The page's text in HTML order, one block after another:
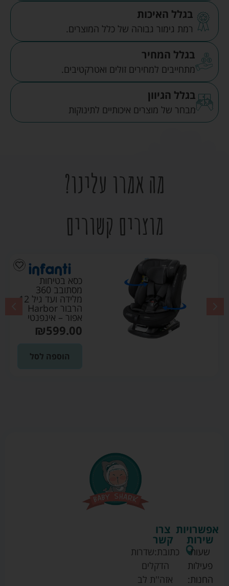
בגלל האיכות
רמת גימור גבוהה של כלל המוצרים.
בגלל המחיר
מתחייבים למחירים זולים ואטרקטיבים.
בגלל הגיוון
מבחר של מוצרים איכותיים לתינוקות
מה אמרו עלינו?
מוצרים קשורים
כסא בטיחות
מסתובב 360
מלידה ועד גיל 12
הרבור Harbor
אפור – אינפנטי
₪599.00
הוספה לסל
צרו
קשר
כתובת:שדרות
הדקלים
אזה''ת לב
אפשרויות
שירות
שעות
פעילות
החנות: